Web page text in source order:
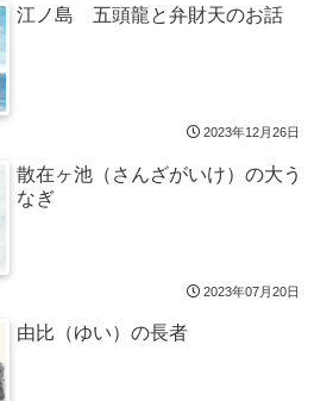
江ノ島 五頭龍と弁財天のお話
2023年12月26日
散在ヶ池（さんざがいけ）の大う
なぎ
2023年07月20日
由比（ゆい）の長者